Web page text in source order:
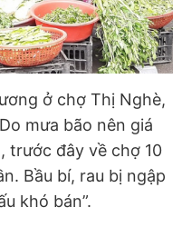
ở chợ Thị Nghè,
mưa bão nên giá
trước đây về chợ 10
Bầu bí, rau bị ngập
khó bán”.